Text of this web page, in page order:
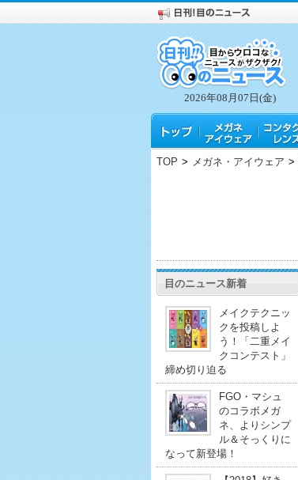
2026年08月07日(金)
TOP > メガネ・アイウェア >
目のニュース新着
メイクテクニッ
クを投稿しよ
う！「二重メイ
クコンテスト」
締め切り迫る
FGO・マシュ
のコラボメガ
ネ、よりシンプ
ル＆そっくりに
なって新登場！